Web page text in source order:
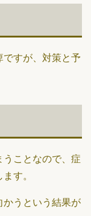
ですが、対策と予
ことなので、症
す。
かうという結果が